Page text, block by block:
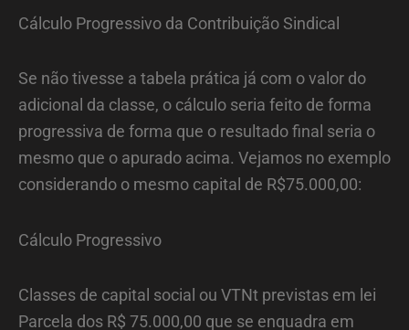
Cálculo Progressivo da Contribuição Sindical
Se não tivesse a tabela prática já com o valor do
adicional da classe, o cálculo seria feito de forma
progressiva de forma que o resultado final seria o
mesmo que o apurado acima. Vejamos no exemplo
considerando o mesmo capital de R$75.000,00:
Cálculo Progressivo
Classes de capital social ou VTNt previstas em lei
Parcela dos R$ 75.000,00 que se enquadra em